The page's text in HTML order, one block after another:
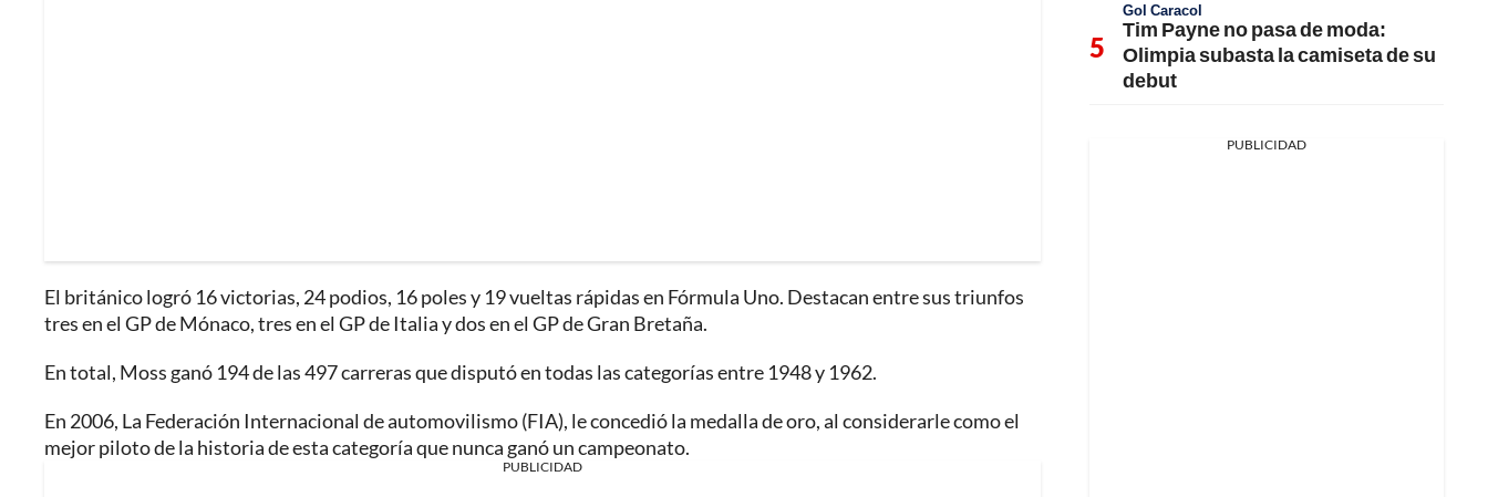
El británico logró 16 victorias, 24 podios, 16 poles y 19 vueltas rápidas en Fórmula Uno. Destacan entre sus triunfos
tres en el GP de Mónaco, tres en el GP de Italia y dos en el GP de Gran Bretaña.
En total, Moss ganó 194 de las 497 carreras que disputó en todas las categorías entre 1948 y 1962.
En 2006, La Federación Internacional de automovilismo (FIA), le concedió la medalla de oro, al considerarle como el
mejor piloto de la historia de esta categoría que nunca ganó un campeonato.
PUBLICIDAD
Gol Caracol
Tim Payne no pasa de moda:
Olimpia subasta la camiseta de su
debut
PUBLICIDAD